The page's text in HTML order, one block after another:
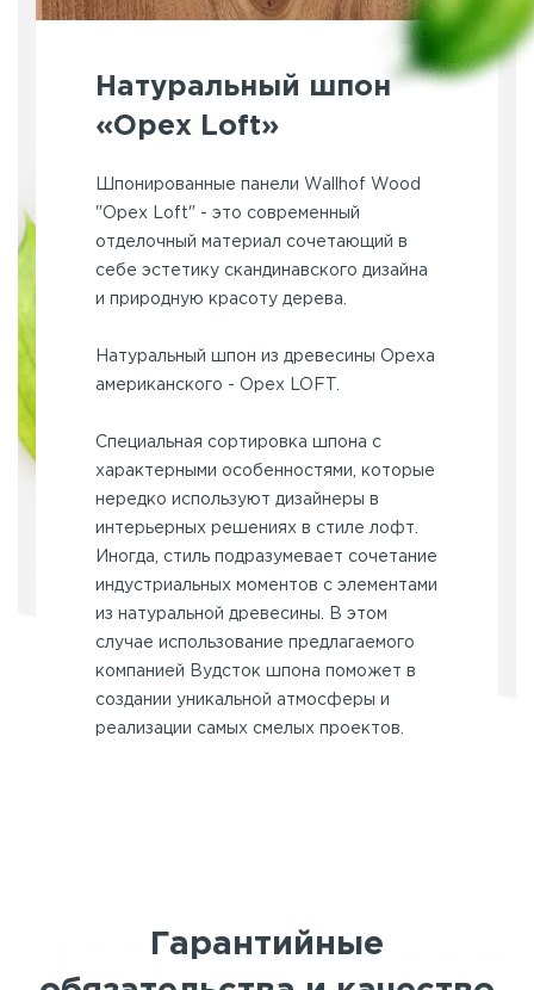
Натуральный шпон
«Орех Loft»
Шпонированные панели Wallhof Wood
"Орех Loft" - это современный
отделочный материал сочетающий в
себе эстетику скандинавского дизайна
и природную красоту дерева.
Натуральный шпон из древесины Ореха
американского - Орех LOFT.
Специальная сортировка шпона с
характерными особенностями, которые
нередко используют дизайнеры в
интерьерных решениях в стиле лофт.
Иногда, стиль подразумевает сочетание
индустриальных моментов с элементами
из натуральной древесины. В этом
случае использование предлагаемого
компанией Вудсток шпона поможет в
создании уникальной атмосферы и
реализации самых смелых проектов.
Гарантийные